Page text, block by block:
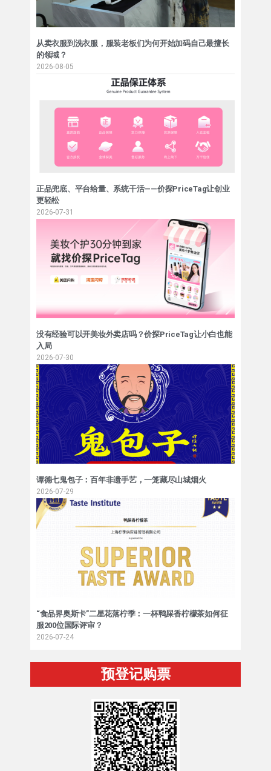
从卖衣服到洗衣服，服装老板们为何开始加码自己最擅长
的领域？
2026-08-05
正品兜底、平台给量、系统干活——价探PriceTag让创业
更轻松
2026-07-31
没有经验可以开美妆外卖店吗？价探PriceTag让小白也能
入局
2026-07-30
谭德七鬼包子：百年非遗手艺，一笼藏尽山城烟火
2026-07-29
“食品界奥斯卡”二星花落柠季：一杯鸭屎香柠檬茶如何征
服200位国际评审？
2026-07-24
预登记购票